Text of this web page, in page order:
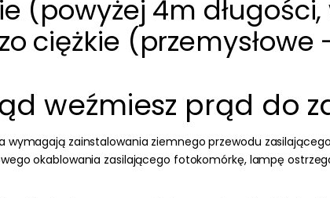
(powyżej 4m długości,
ciężkie
weźmiesz prąd do
wymagają zainstalowania ziemnego przewodu
okablowania zasilającego fotokomórkę, lampę